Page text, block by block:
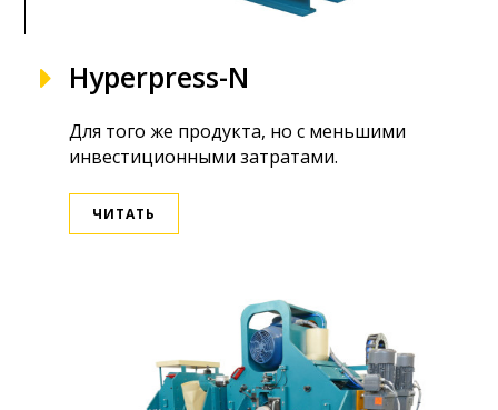
Hyperpress-N
Для того же продукта, но с меньшими
инвестиционными затратами.
ЧИТАТЬ